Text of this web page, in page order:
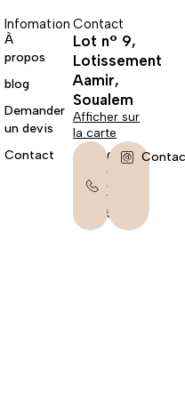
Infomation
À
propos
blog
Demander
un devis
Contact
Contact
Lot n° 9,
Lotissement
Aamir,
Soualem
Afficher sur
la carte
06
67
62
14
58